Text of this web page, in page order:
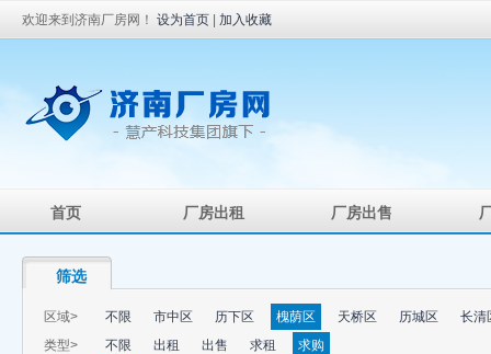
欢迎来到济南厂房网！ 设为首页 加入收藏
首页 厂房出租 厂房出售
筛选
区域> 不限 市中区 历下区 槐荫区 天桥区 历城区
长清
类型>
不限 出租 出售 求租
求购